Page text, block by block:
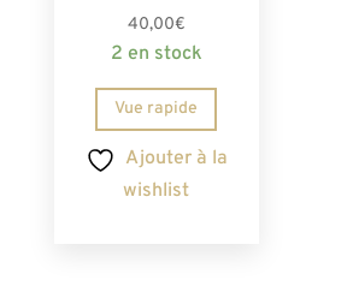
40,00€
2 en stock
Vue rapide
Ajouter à la
wishlist